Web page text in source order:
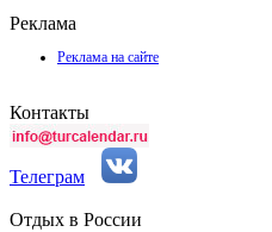
Реклама
Реклама на сайте
Контакты
Телеграм
Отдых в России